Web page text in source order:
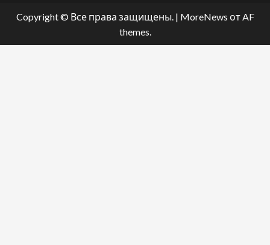
Copyright © Все права защищены. | MoreNews от AF
themes.